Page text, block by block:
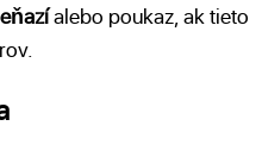
alebo poukaz, ak tieto